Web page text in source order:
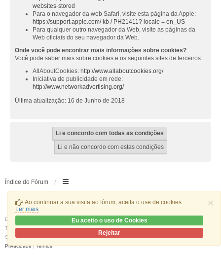
×
Ao continuar a sua visita ao fórum, aceita o use de cookies.
Ler mais
Eu aceito o uso de Cookies
Rejeitar
websites-stored
Para o navegador da web Safari, visite esta página da Apple:
https://support.apple.com/ kb / PH21411? locale = en_US
Para qualquer outro navegador da Web, visite as páginas da
Web oficiais do seu navegador da Web.
Onde você pode encontrar mais informações sobre cookies?
Você pode saber mais sobre cookies e os seguintes sites de terceiros:
AllAboutCookies: http://www.allaboutcookies.org/
Iniciativa de publicidade em rede:
http://www.networkadvertising.org/
Última atualização: 16 de Junho de 2018
Índice do Fórum
Desenvolvido por
® Forum Software © phpBB Limited
Traduzido por:phpBB Portugal
Stylewe_universalcreated by INVENTEA & v12mike
Privacidade|Termos